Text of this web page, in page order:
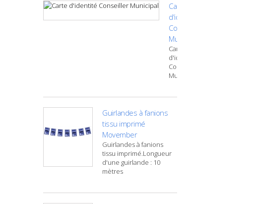
Carte
d'identité
Conseiller
Municipal
Carte
d'identité
Conseiller
Municipal
Guirlandes à fanions
tissu imprimé
Movember
Guirlandes à fanions
tissu imprimé.Longueur
d'une guirlande : 10
mètres